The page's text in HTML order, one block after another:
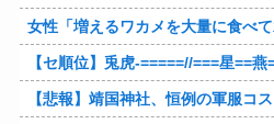
女性「増えるワカメを大量に食べて水を飲むと腹が膨らむって本当？実際にやっ
【セ順位】兎虎-=====//===星==燕
【悲報】靖国神社、恒例の軍服コ